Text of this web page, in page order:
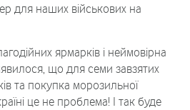
для наших військових на
ярмарків і неймовірна
що для семи завзятих
та покупка морозильної
це не проблема! І так буде